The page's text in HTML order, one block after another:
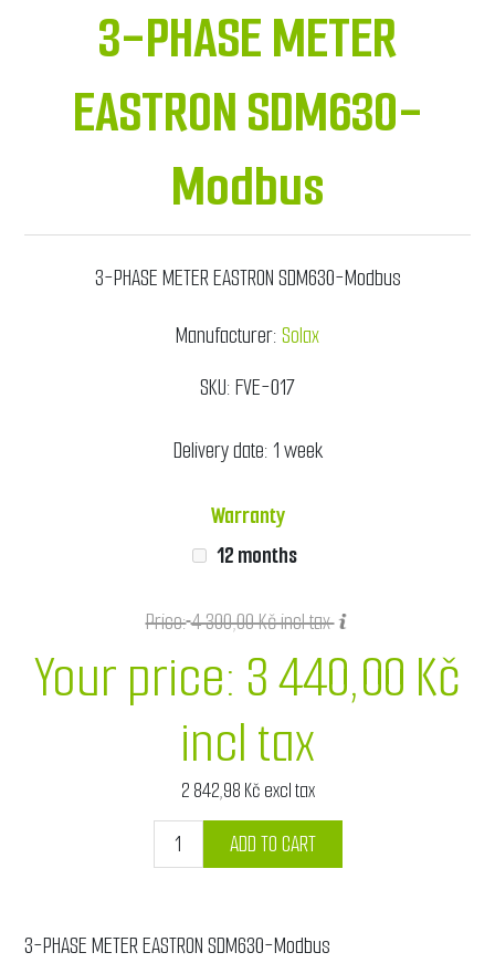
3-PHASE METER
EASTRON SDM630-
Modbus
3-PHASE METER EASTRON SDM630-Modbus
Manufacturer:Solax
SKU:FVE-017
Delivery date: 1 week
Warranty
12 months
Price:4 300,00 Kč incl tax
Your price: 3 440,00 Kč
incl tax
2 842,98 Kč excl tax
ADD TO CART
3-PHASE METER EASTRON SDM630-Modbus